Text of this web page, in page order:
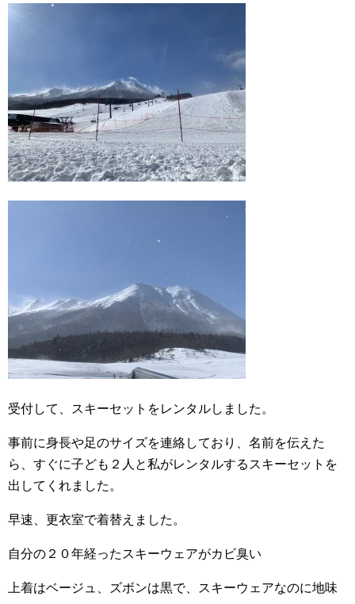
受付して、スキーセットをレンタルしました。
事前に身長や足のサイズを連絡しており、名前を伝えた
ら、すぐに子ども２人と私がレンタルするスキーセットを
出してくれました。
早速、更衣室で着替えました。
自分の２０年経ったスキーウェアがカビ臭い
上着はベージュ、ズボンは黒で、スキーウェアなのに地味